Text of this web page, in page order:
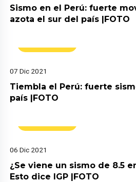
Sismo en el Perú: fuerte
azota el sur del país |FOTO
07 Dic 2021
Tiembla el Perú: fuerte
país |FOTO
06 Dic 2021
¿Se viene un sismo de 8.5
Esto dice IGP |FOTO